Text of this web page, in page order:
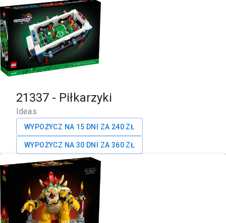
21337 - Piłkarzyki
Ideas
WYPOŻYCZ NA 15 DNI ZA 240 ZŁ
WYPOŻYCZ NA 30 DNI ZA 360 ZŁ